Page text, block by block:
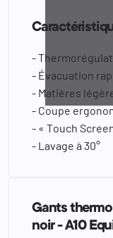
-
- Évacuation
- Matières
- Coupe
- « Touch
- Lavage à 30°
Gants
noir - A10